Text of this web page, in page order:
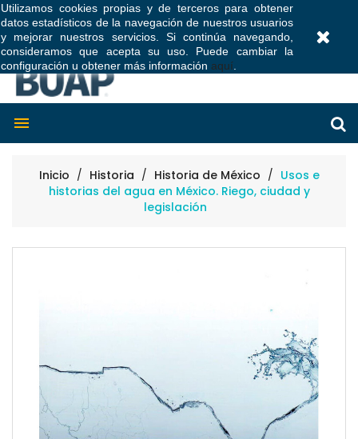
Utilizamos cookies propias y de terceros para obtener
datos estadísticos de la navegación de nuestros usuarios
y mejorar nuestros servicios. Si continúa navegando,
consideramos que acepta su uso. Puede cambiar la
configuración u obtener más información aquí

Inicio Historia Historia de México
Usos e
historias del agua en México. Riego, ciudad y
legislación